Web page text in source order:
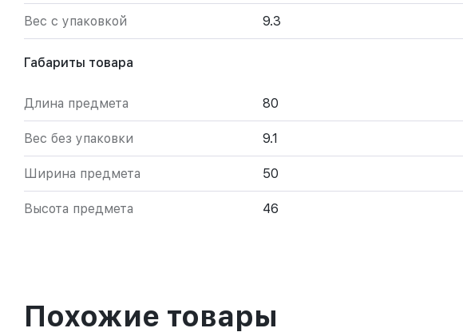
Вес с упаковкой 9.3
Габариты товара
Длина предмета 80
Вес без упаковки 9.1
Ширина предмета 50
Высота предмета 46
Похожие товары